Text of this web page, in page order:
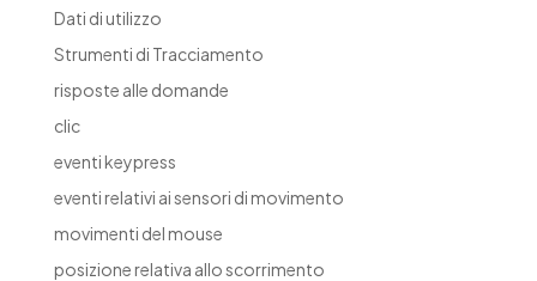
Dati di utilizzo
Strumenti di Tracciamento
risposte alle domande
clic
eventi keypress
eventi relativi ai sensori di movimento
movimenti del mouse
posizione relativa allo scorrimento